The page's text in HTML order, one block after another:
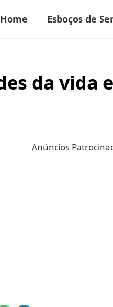
Home Esboços de
da vida
Anúncios